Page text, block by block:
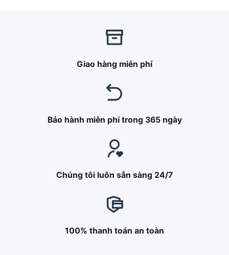
Giao hàng miễn phí
Bảo hành miễn phí trong 365 ngày
Chúng tôi luôn sẵn sàng 24/7
100% thanh toán an toàn